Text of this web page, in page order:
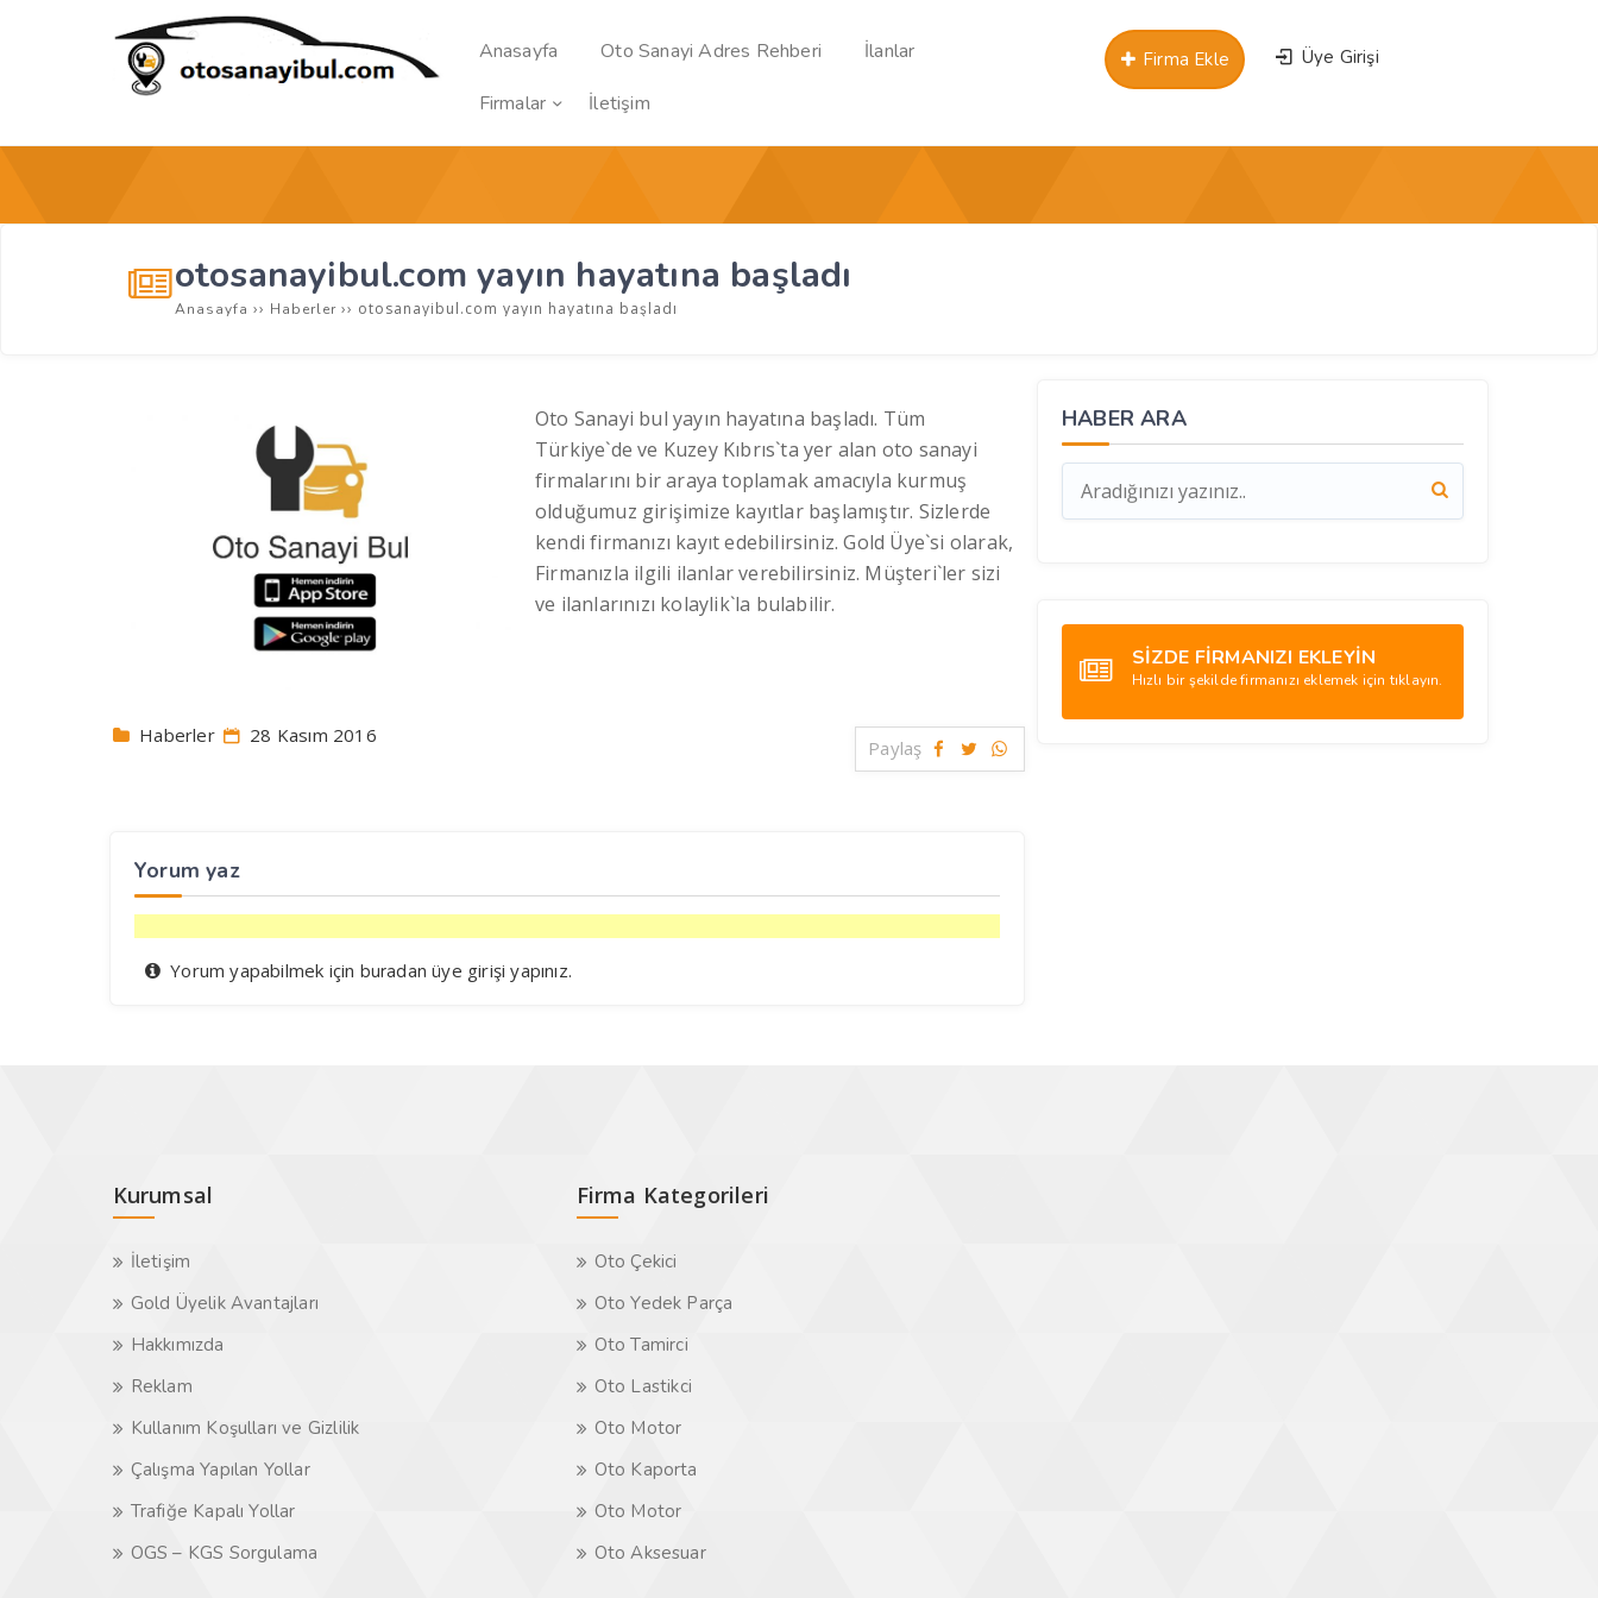
Anasayfa Oto Sanayi Adres Rehberi
İlanlar
Firmalar
İletişim
Üye Girişi
Firma Ekle
otosanayibul.com yayın hayatına başladı
Anasayfa ›› Haberler ›› otosanayibul.com yayın hayatına başladı
Oto Sanayi bul yayın hayatına başladı. Tüm
Türkiye`de ve Kuzey Kıbrıs`ta yer alan oto sanayi
firmalarını bir araya toplamak amacıyla kurmuş
olduğumuz girişimize kayıtlar başlamıştır. Sizlerde
kendi firmanızı kayıt edebilirsiniz. Gold Üye`si olarak,
Firmanızla ilgili ilanlar verebilirsiniz. Müşteri`ler sizi
ve ilanlarınızı kolaylik`la bulabilir.
Paylaş
Haberler 28 Kasım 2016
Yorum yaz
Yorum yapabilmek için buradan üye girişi yapınız.
HABER ARA
SİZDE FİRMANIZI EKLEYİN
Hızlı bir şekilde firmanızı eklemek için tıklayın.
Kurumsal
İletişim
Gold Üyelik Avantajları
Hakkımızda
Reklam
Kullanım Koşulları ve Gizlilik
Çalışma Yapılan Yollar
Trafiğe Kapalı Yollar
OGS – KGS Sorgulama
Firma Kategorileri
Oto Çekici
Oto Yedek Parça
Oto Tamirci
Oto Lastikci
Oto Motor
Oto Kaporta
Oto Motor
Oto Aksesuar